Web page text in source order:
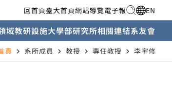
回首頁臺大首頁網站導覽電子報 EN
域教研設施大學部研究所相關連結系友會
頁 navigate_next 系所成員 navigate_next 教授 navigate_next 專任教授 navigate_next 李宇修